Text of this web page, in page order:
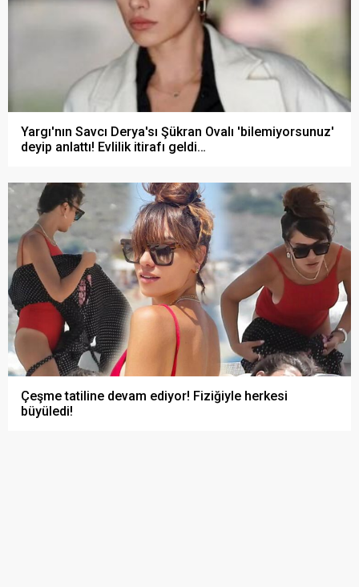
Yargı'nın Savcı Derya'sı Şükran Ovalı 'bilemiyorsunuz'
deyip anlattı! Evlilik itirafı geldi…
Çeşme tatiline devam ediyor! Fiziğiyle herkesi
büyüledi!